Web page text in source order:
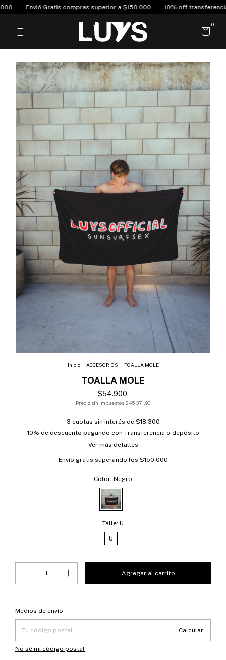
Envió Gratis compras superior a $150.000 10% off transferencia
0
Inicio ACCESORIOS TOALLA MOLE
TOALLA MOLE
$54.900
Precio sin impuestos $45.371,90
3 cuotas sin interés de $18.300
10% de descuento pagando con Transferencia o depósito
Ver más detalles
Envío gratis superando los $150.000
Color: Negro
Talle: U
U
Entregas para el CP:
Medios de envío
Calcular
No sé mi código postal